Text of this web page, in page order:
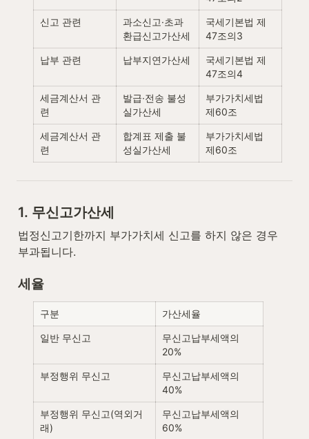
신고 관련
과소신고·초과
환급신고가산세
국세기본법 제
47조의3
납부 관련 납부지연가산세
국세기본법 제
47조의4
세금계산서 관
련
발급·전송 불성
실가산세
부가가치세법
제60조
세금계산서 관
련
합계표 제출 불
성실가산세
부가가치세법
제60조
1. 무신고가산세
법정신고기한까지 부가가치세 신고를 하지 않은 경우
부과됩니다.
세율
구분 가산세율
일반 무신고
무신고납부세액의
20%
부정행위 무신고
무신고납부세액의
40%
부정행위 무신고(역외거
래)
무신고납부세액의
60%